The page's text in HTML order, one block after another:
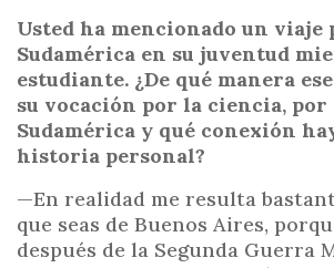
Usted ha mencionado un viaje
Sudamérica en su juventud
estudiante. ¿De qué manera
su vocación por la ciencia,
Sudamérica y qué conexión
historia personal?
—En realidad me resulta
que seas de Buenos Aires,
después de la Segunda Guerra